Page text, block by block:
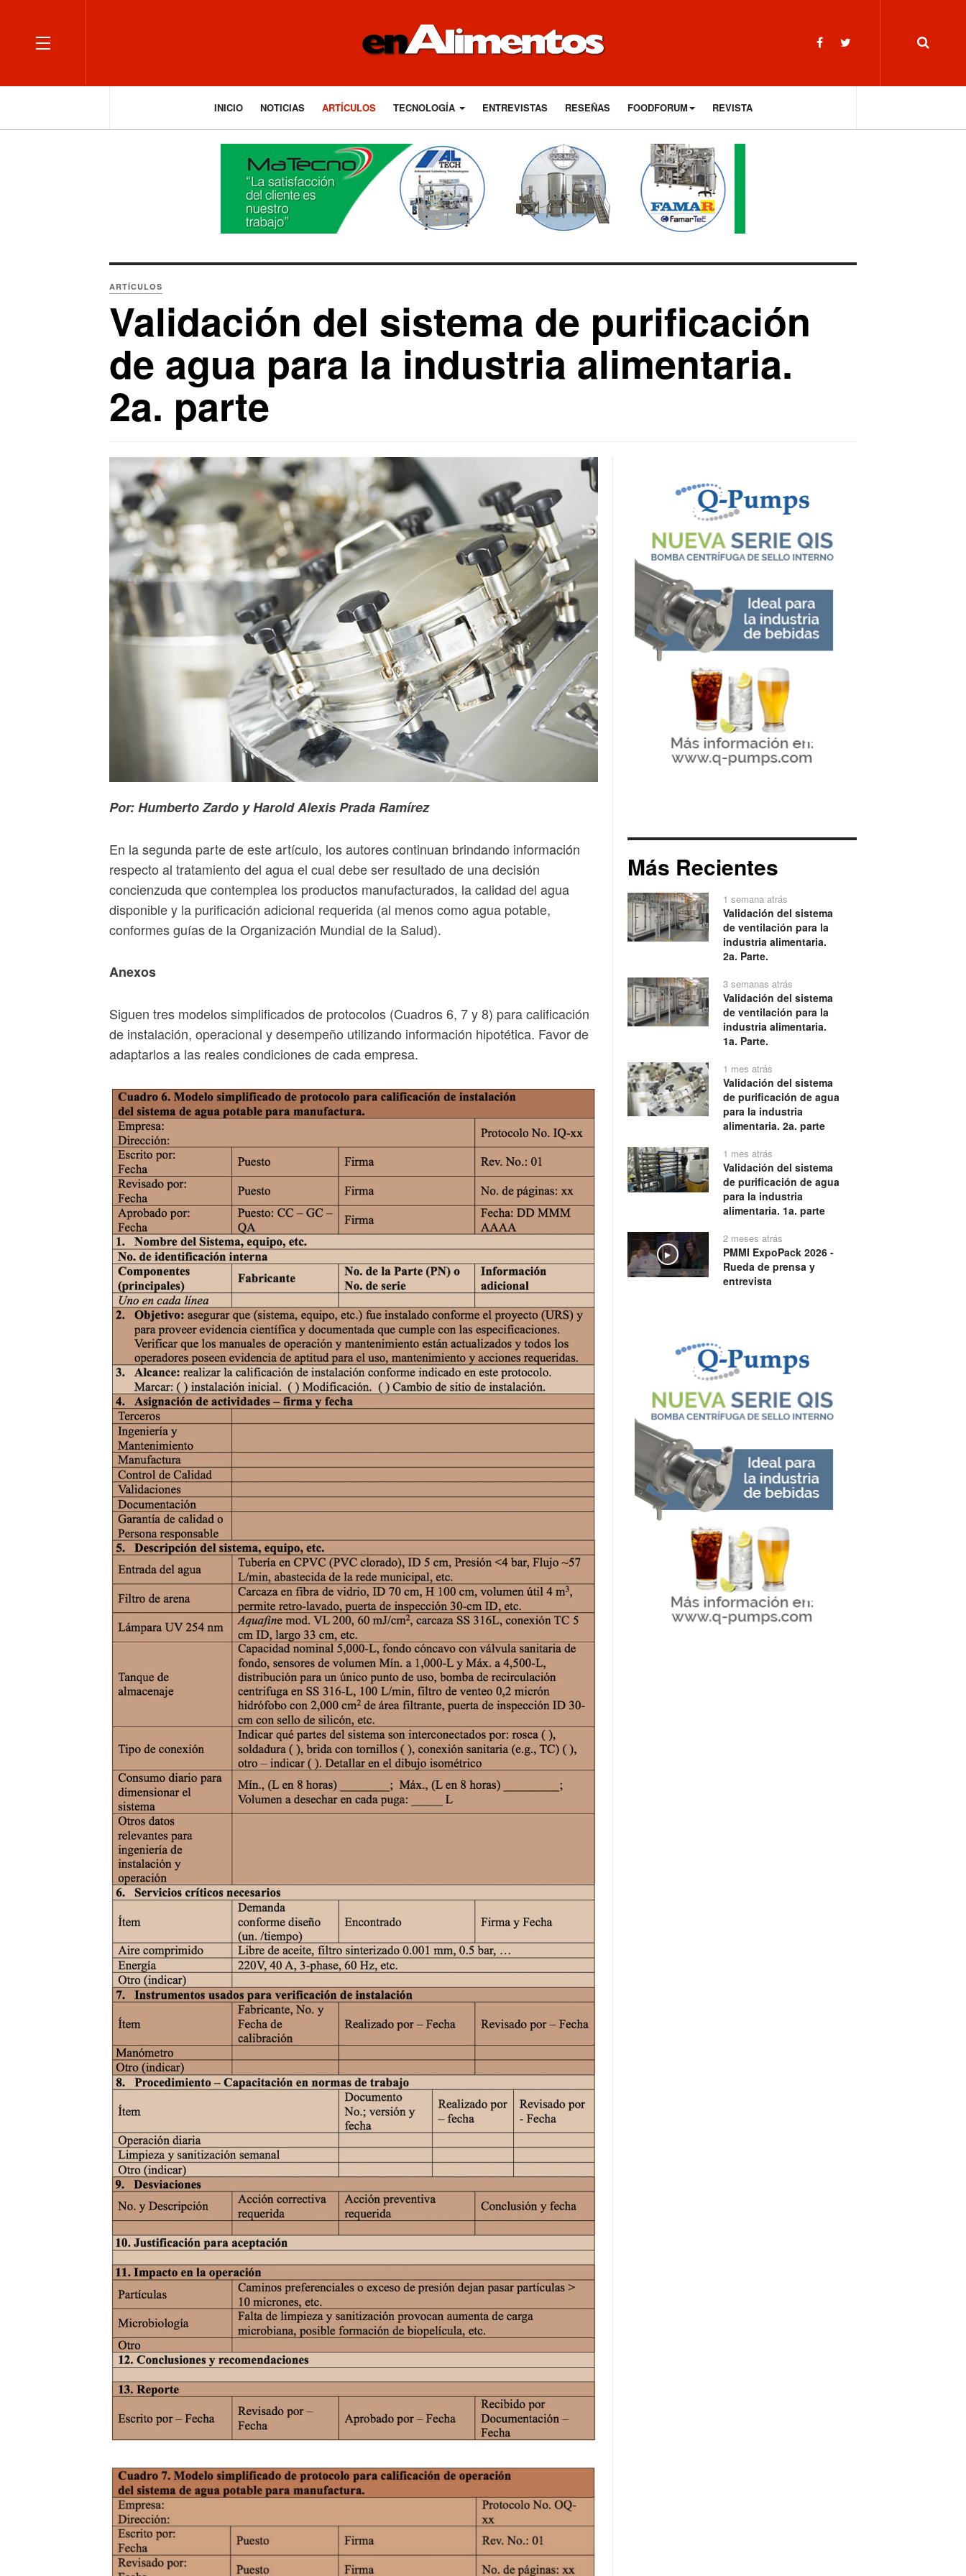
OFF CANVAS
INICIO NOTICIAS ARTÍCULOS TECNOLOGÍA ENTREVISTAS RESEÑAS FOODFORUM REVISTA
ARTÍCULOS
Validación del sistema de purificación
de agua para la industria alimentaria.
2a. parte
Por: Humberto Zardo y Harold Alexis Prada Ramírez
En la segunda parte de este artículo, los autores continuan brindando información
respecto al tratamiento del agua el cual debe ser resultado de una decisión
concienzuda que contemplea los productos manufacturados, la calidad del agua
disponible y la purificación adicional requerida (al menos como agua potable,
conformes guías de la Organización Mundial de la Salud).
Anexos
Siguen tres modelos simplificados de protocolos (Cuadros 6, 7 y 8) para calificación
de instalación, operacional y desempeño utilizando información hipotética. Favor de
adaptarlos a las reales condiciones de cada empresa.
Más Recientes
1 semana atrás
Validación del sistema
de ventilación para la
industria alimentaria.
2a. Parte.
3 semanas atrás
Validación del sistema
de ventilación para la
industria alimentaria.
1a. Parte.
1 mes atrás
Validación del sistema
de purificación de agua
para la industria
alimentaria. 2a. parte
1 mes atrás
Validación del sistema
de purificación de agua
para la industria
alimentaria. 1a. parte
Play
2 meses atrás
PMMI ExpoPack 2026 -
Rueda de prensa y
entrevista